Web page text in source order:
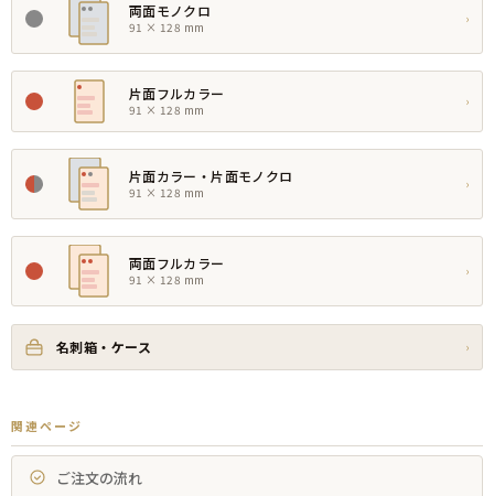
両面モノクロ
91 × 128 mm
›
片面フルカラー
91 × 128 mm
›
片面カラー・片面モノクロ
91 × 128 mm
›
両面フルカラー
91 × 128 mm
›
名刺箱・ケース ›
関連ページ
ご注文の流れ